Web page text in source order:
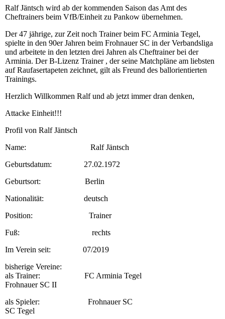
Ralf Jäntsch wird ab der kommenden Saison das Amt des
Cheftrainers beim VfB/Einheit zu Pankow übernehmen.
Der 47 jährige, zur Zeit noch Trainer beim FC Arminia Tegel,
spielte in den 90er Jahren beim Frohnauer SC in der Verbandsliga
und arbeitete in den letzten drei Jahren als Cheftrainer bei der
Arminia. Der B-Lizenz Trainer , der seine Matchpläne am liebsten
auf Raufasertapeten zeichnet, gilt als Freund des ballorientierten
Trainings.
Herzlich Willkommen Ralf und ab jetzt immer dran denken,
Attacke Einheit!!!
Profil von Ralf Jäntsch
Name: Ralf Jäntsch
Geburtsdatum: 27.02.1972
Geburtsort: Berlin
Nationalität: deutsch
Position: Trainer
Fuß: rechts
Im Verein seit: 07/2019
bisherige Vereine:
als Trainer: FC Arminia Tegel
Frohnauer SC II
als Spieler: Frohnauer SC
SC Tegel